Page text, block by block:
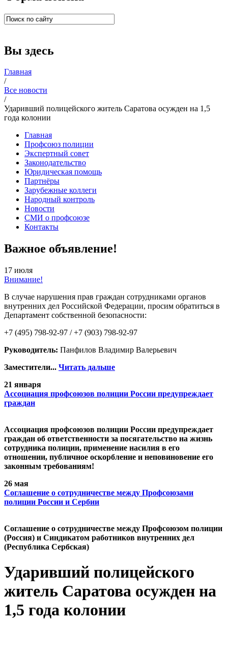
Вы здесь
Главная
/
Все новости
/
Ударивший полицейского житель Саратова осужден на 1,5
года колонии
Главная
Профсоюз полиции
Экспертный совет
Законодательство
Юридическая помощь
Партнёры
Зарубежные коллеги
Народный контроль
Новости
СМИ о профсоюзе
Контакты
Важное объявление!
17 июля
Внимание!
В случае нарушения прав граждан сотрудниками органов
внутренних дел Российской Федерации, просим обратиться в
Департамент собственной безопасности:
+7 (495) 798-92-97 / +7 (903) 798-92-97
Руководитель: Панфилов Владимир Валерьевич
Заместители... Читать дальше
21 января
Ассоциация профсоюзов полиции России предупреждает
граждан
Ассоциация профсоюзов полиции России предупреждает
граждан об ответственности за посягательство на жизнь
сотрудника полиции, применение насилия в его
отношении, публичное оскорбление и неповиновение его
законным требованиям!
26 мая
Cоглашение о сотрудничестве между Профсоюзами
полиции России и Сербии
Cоглашение о сотрудничестве между Профсоюзом полиции
(Россия) и Синдикатом работников внутренних дел
(Республика Сербская)
Ударивший полицейского
житель Саратова осужден на
1,5 года колонии